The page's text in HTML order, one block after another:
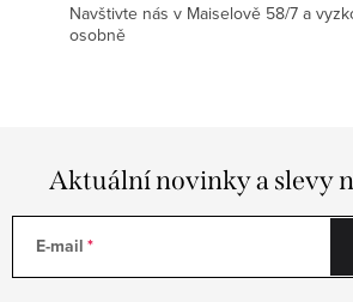
Navštivte nás v Maiselově 58/7 a
osobně
Aktuální novinky a slevy
E-mail